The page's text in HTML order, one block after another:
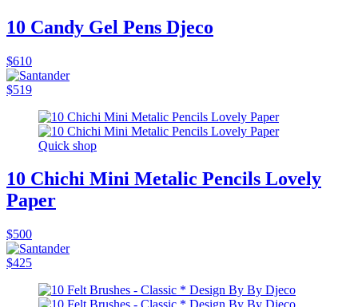
10 Candy Gel Pens Djeco
$610
$519
Quick shop
10 Chichi Mini Metalic Pencils Lovely
Paper
$500
$425